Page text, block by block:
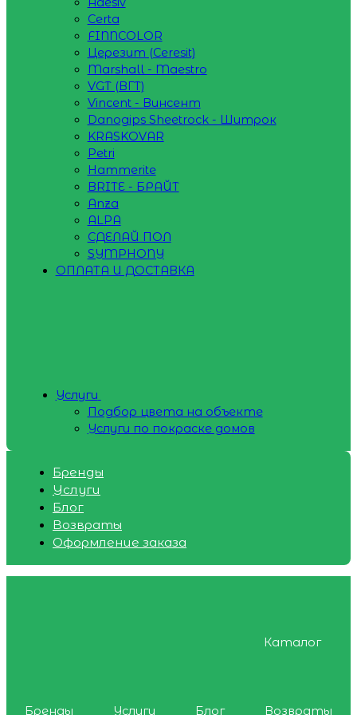
Certa
FINNCOLOR
Церезит (Ceresit)
Marshall - Maestro
VGT (ВГТ)
Vincent - Винсент
Danogips Sheetrock - Шитрок
KRASKOVAR
Petri
Hammerite
BRITE - БРАЙТ
Anza
ALPA
СДЕЛАЙ ПОЛ
SYMPHONY
ОПЛАТА И ДОСТАВКА
Услуги
Подбор цвета на объекте
Услуги по покраске домов
Бренды
Услуги
Блог
Возвраты
Оформление заказа
Каталог
Бренды Услуги Блог
Возвраты